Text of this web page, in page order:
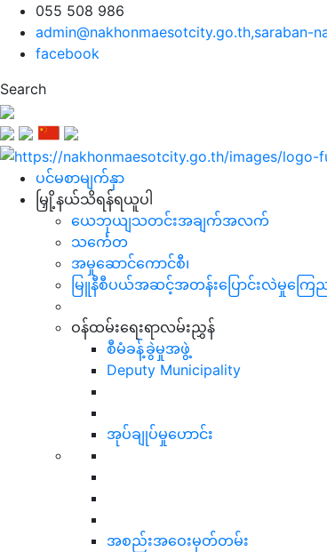
055 508 986
admin@nakhonmaesotcity.go.th,saraban-
facebook
Search
ပင်မစာမျက်နှာ
မြှို့နယ်သိရန်ရယူပါ
ယေဘုယျသတင်းအချက်အလက်
သင်္ကေတ
အမှုဆောင်ကောင်စီ၊
မြူနီစီပယ်အဆင့်အတန်းပြောင်းလဲမှုကြေ
ဝန်ထမ်းရေးရာလမ်းညွှန်
စီမံခန့်ခွဲမှုအဖွဲ့
Deputy Municipality
အုပ်ချုပ်မှုဟောင်း
အစည်းအဝေးမှတ်တမ်း